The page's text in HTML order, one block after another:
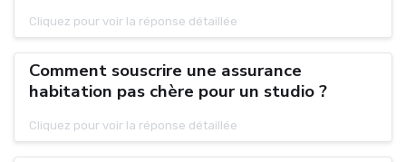
Cliquez pour voir la réponse détaillée
Comment souscrire une assurance
habitation pas chère pour un studio ?
Cliquez pour voir la réponse détaillée